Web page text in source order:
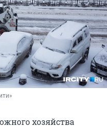
хозяйства